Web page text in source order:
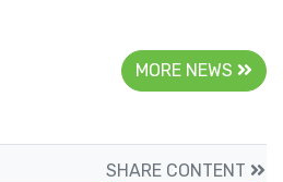
MORE NEWS
SHARE CONTENT